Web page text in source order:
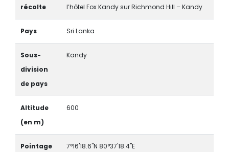
récolte
l’hôtel Fox Kandy sur Richmond Hill – Kandy
Pays Sri Lanka
Sous-
division
de pays
Kandy
Altitude
(en m)
600
Pointage
7°16'18.6"N 80°37'18.4"E